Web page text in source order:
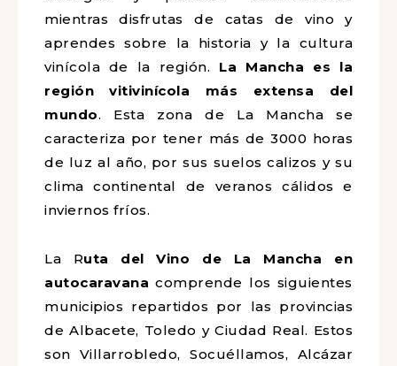
mientras disfrutas de catas de vino y
aprendes sobre la historia y la cultura
vinícola de la región. La Mancha es la
región vitivinícola más extensa del
mundo. Esta zona de La Mancha se
caracteriza por tener más de 3000 horas
de luz al año, por sus suelos calizos y su
clima continental de veranos cálidos e
inviernos fríos.
La Ruta del Vino de La Mancha en
autocaravana comprende los siguientes
municipios repartidos por las provincias
de Albacete, Toledo y Ciudad Real. Estos
son Villarrobledo, Socuéllamos, Alcázar